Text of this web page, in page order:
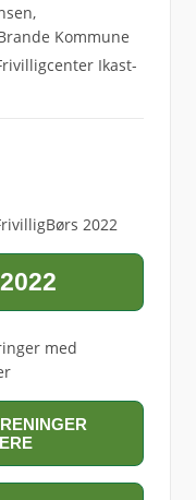
Kommune
Ikast-
2022
med